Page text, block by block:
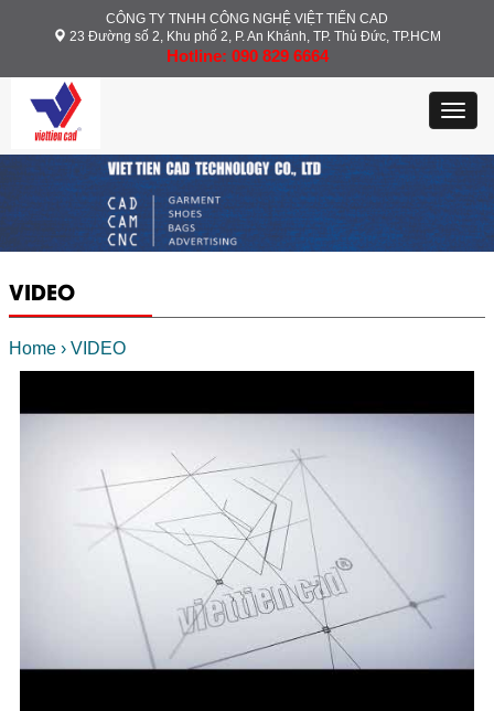
CÔNG TY TNHH CÔNG NGHỆ VIỆT TIẾN CAD
23 Đường số 2, Khu phố 2, P. An Khánh, TP. Thủ Đức, TP.HCM
Hotline: 090 829 6664
VIDEO
Home › VIDEO